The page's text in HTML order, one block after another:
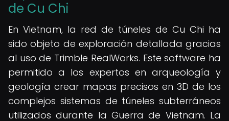
de Cu Chi
En Vietnam, la red de túneles de Cu Chi ha
sido objeto de exploración detallada gracias
al uso de Trimble RealWorks. Este software ha
permitido a los expertos en arqueología y
geología crear mapas precisos en 3D de los
complejos sistemas de túneles subterráneos
utilizados durante la Guerra de Vietnam. La